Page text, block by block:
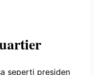
seperti presiden